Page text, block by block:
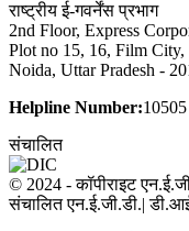
राष्ट्रीय ई-गवर्नेंस प्रभाग
2nd Floor, Express
Plot no 15, 16, Film City,
Noida, Uttar Pradesh -
Helpline Number:10505
संचालित
© 2024 - कॉपीराइट
संचालित एन.ई.जी.डी.|